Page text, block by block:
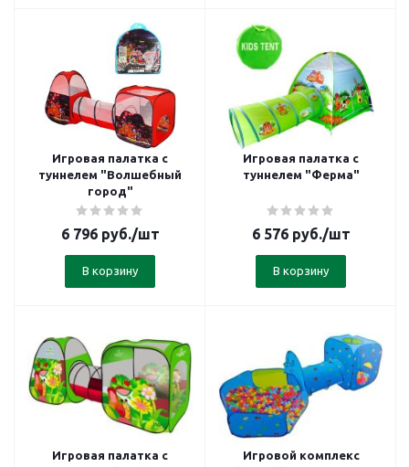
Игровая палатка с
туннелем "Волшебный
город"
6 796руб./шт
В корзину
Игровая палатка с
туннелем "Ферма"
6 576руб./шт
В корзину
Игровая палатка с
Игровой комплекс